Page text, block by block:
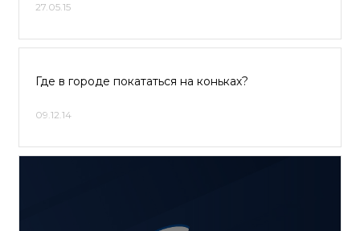
27.05.15
Где в городе покататься на коньках?
09.12.14